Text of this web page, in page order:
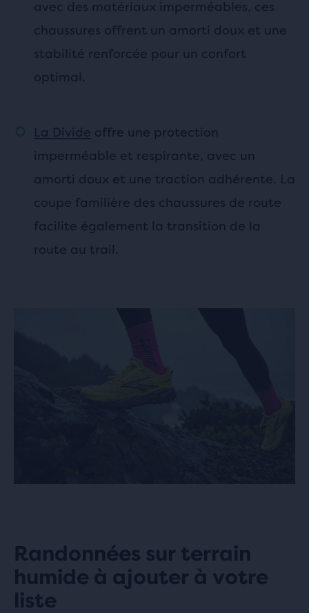
avec des matériaux imperméables, ces
chaussures offrent un amorti doux et une
stabilité renforcée pour un confort
optimal.
La Divide offre une protection
imperméable et respirante, avec un
amorti doux et une traction adhérente. La
coupe familière des chaussures de route
facilite également la transition de la
route au trail.
Randonnées sur terrain
humide à ajouter à votre
liste